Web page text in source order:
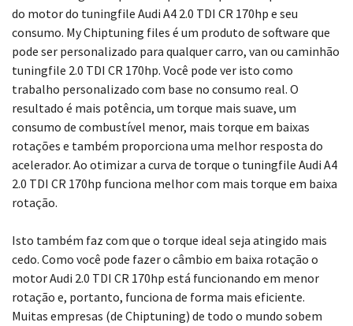
do motor do tuningfile Audi A4 2.0 TDI CR 170hp e seu
consumo. My Chiptuning files é um produto de software que
pode ser personalizado para qualquer carro, van ou caminhão
tuningfile 2.0 TDI CR 170hp. Você pode ver isto como
trabalho personalizado com base no consumo real. O
resultado é mais potência, um torque mais suave, um
consumo de combustível menor, mais torque em baixas
rotações e também proporciona uma melhor resposta do
acelerador. Ao otimizar a curva de torque o tuningfile Audi A4
2.0 TDI CR 170hp funciona melhor com mais torque em baixa
rotação.
Isto também faz com que o torque ideal seja atingido mais
cedo. Como você pode fazer o câmbio em baixa rotação o
motor Audi 2.0 TDI CR 170hp está funcionando em menor
rotação e, portanto, funciona de forma mais eficiente.
Muitas empresas (de Chiptuning) de todo o mundo sobem